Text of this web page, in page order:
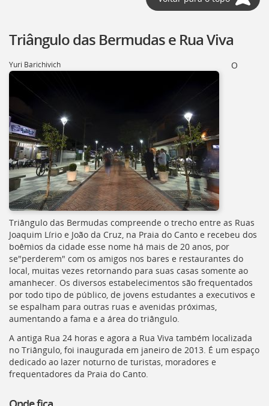
Triângulo das Bermudas e Rua Viva
Yuri Barichivich O
Triângulo das Bermudas compreende o trecho entre as Ruas
Joaquim Lírio e João da Cruz, na Praia do Canto e recebeu dos
boêmios da cidade esse nome há mais de 20 anos, por
se"perderem" com os amigos nos bares e restaurantes do
local, muitas vezes retornando para suas casas somente ao
amanhecer. Os diversos estabelecimentos são frequentados
por todo tipo de público, de jovens estudantes a executivos e
se espalham para outras ruas e avenidas próximas,
aumentando a fama e a área do triângulo.
A antiga Rua 24 horas e agora a Rua Viva também localizada
no Triângulo, foi inaugurada em janeiro de 2013. É um espaço
dedicado ao lazer noturno de turistas, moradores e
frequentadores da Praia do Canto.